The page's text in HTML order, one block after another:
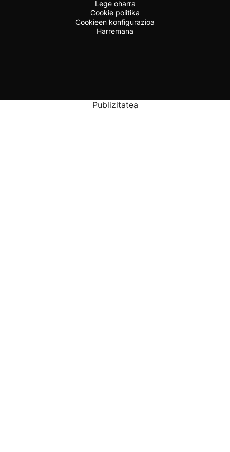
Lege oharra
Cookie politika
Cookieen konfigurazioa
Harremana
Publizitatea